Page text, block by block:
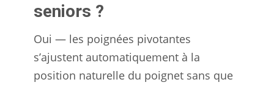
seniors ?
Oui — les poignées pivotantes
s’ajustent automatiquement à la
position naturelle du poignet sans que